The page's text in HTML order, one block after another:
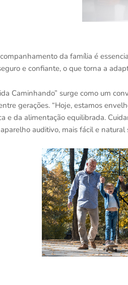
da família é
e confiante, o que torna a
Caminhando” surge como um
gerações. “Hoje, estamos
e da alimentação equilibrada.
auditivo, mais fácil e